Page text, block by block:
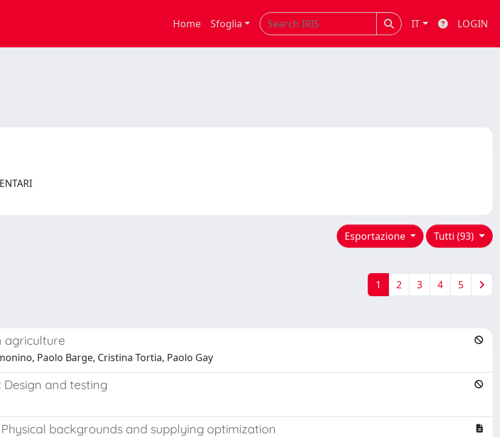
Home Sfoglia IT LOGIN
Tutti (93)
Esportazione
1 2 3 4 5
agriculture
Paolo Barge, Cristina Tortia, Paolo Gay
and testing
backgrounds and supplying optimization